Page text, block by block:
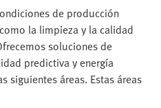
de producción
la limpieza y la calidad
soluciones de
predictiva y energía
siguientes áreas. Estas áreas